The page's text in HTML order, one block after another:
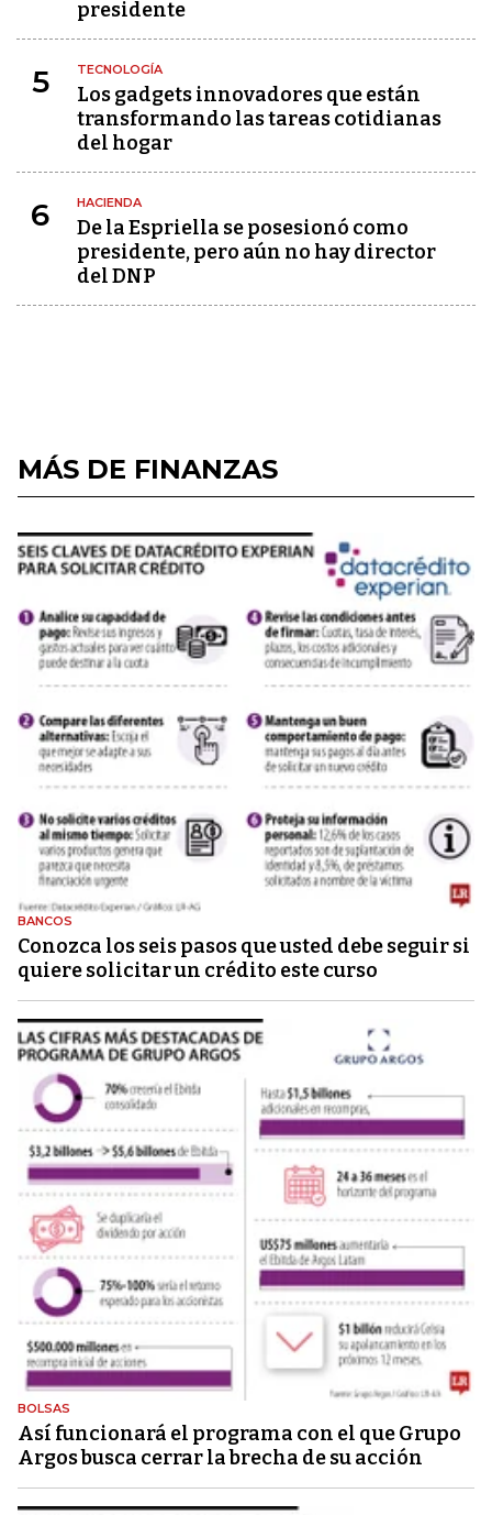
presidente
5 TECNOLOGÍA
Los gadgets innovadores que están
transformando las tareas cotidianas
del hogar
6 HACIENDA
De la Espriella se posesionó como
presidente, pero aún no hay director
del DNP
MÁS DE FINANZAS
BANCOS
Conozca los seis pasos que usted debe seguir si
quiere solicitar un crédito este curso
BOLSAS
Así funcionará el programa con el que Grupo
Argos busca cerrar la brecha de su acción